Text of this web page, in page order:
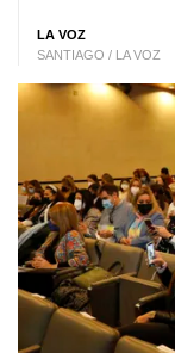
LA VOZ
SANTIAGO / LA VOZ